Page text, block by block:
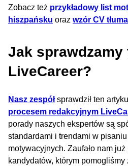
Zobacz też przykładowy list
hiszpańsku oraz wzór CV
Jak sprawdzamy
LiveCareer?
Nasz zespółsprawdził ten
procesem redakcyjnym
porady naszych ekspertów są
standardami i trendami w
motywacyjnych. Zaufało nam
kandydatów, którym